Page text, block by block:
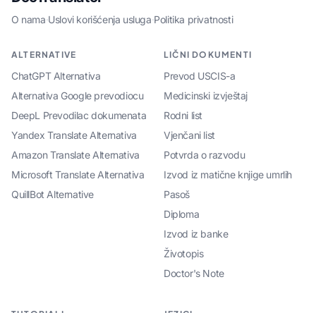
O nama·Uslovi korišćenja usluga·Politika privatnosti
ALTERNATIVE
ChatGPT Alternativa
Alternativa Google prevodiocu
DeepL Prevodilac dokumenata
Yandex Translate Alternativa
Amazon Translate Alternativa
Microsoft Translate Alternativa
QuillBot Alternative
LIČNI DOKUMENTI
Prevod USCIS-a
Medicinski izvještaj
Rodni list
Vjenčani list
Potvrda o razvodu
Izvod iz matične knjige umrlih
Pasoš
Diploma
Izvod iz banke
Životopis
Doctor's Note